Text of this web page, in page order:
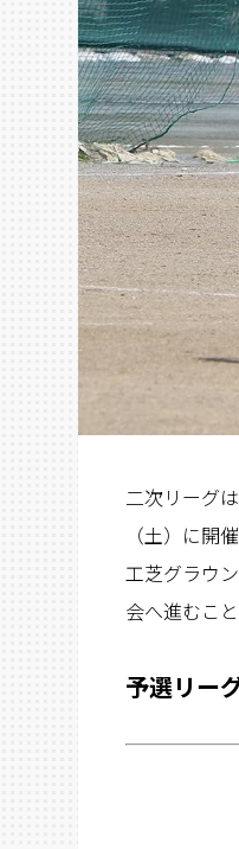
二次リーグ
（土）に開
工芝グラウ
会へ進むこ
予選リー